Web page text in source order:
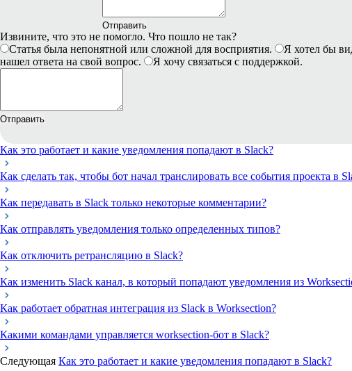
Отправить
Извините, что это не помогло. Что пошло не так?
Статья была непонятной или сложной для восприятия.
Я хотел бы
нашел ответа на свой вопрос.
Я хочу связаться с поддержкой.
Отправить
Как это работает и какие уведомления попадают в Slack?
Как сделать так, чтобы бот начал транслировать все события проекта в
Как передавать в Slack только некоторые комментарии?
Как отправлять уведомления только определенных типов?
Как отключить ретрансляцию в Slack?
Как изменить Slack канал, в который попадают уведомления из
Как работает обратная интеграция из Slack в Worksection?
Какими командами управляется worksection-бот в Slack?
Следующая Как это работает и какие уведомления попадают в Slack?